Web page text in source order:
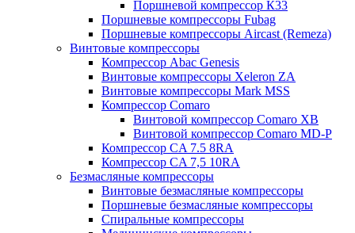
Поршневой компрессор К33
Поршневые компрессоры Fubag
Поршневые компрессоры Aircast (Remeza)
Винтовые компрессоры
Компрессор Abac Genesis
Винтовые компрессоры Xeleron ZA
Винтовые компрессоры Mark MSS
Компрессор Comaro
Винтовой компрессор Comaro XB
Винтовой компрессор Comaro MD-P
Компрессор CA 7.5 8RA
Компрессор CA 7,5 10RA
Безмасляные компрессоры
Винтовые безмасляные компрессоры
Поршневые безмасляные компрессоры
Спиральные компрессоры